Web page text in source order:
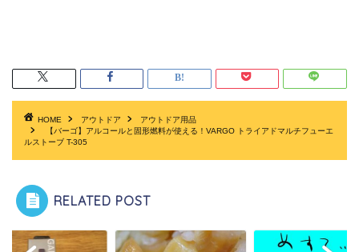
HOME アウトドア
アウトドア用品
【バーゴ】アルコールと固形燃料が使える！VARGO トライアドマルチフューエ
ルストーブ T-305
RELATED POST